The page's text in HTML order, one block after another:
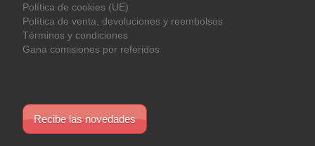
Política de cookies (UE)
Política de venta, devoluciones y reembolsos
Términos y condiciones
Gana comisiones por referidos
Recibe las novedades